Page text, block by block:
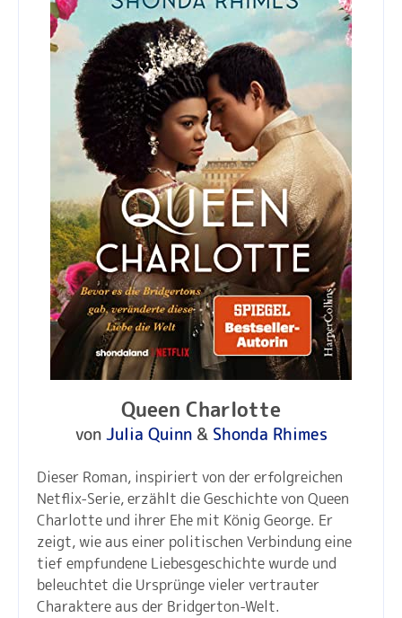
Queen Charlotte
von Julia Quinn& Shonda Rhimes
Dieser Roman, inspiriert von der erfolgreichen
Netflix-Serie, erzählt die Geschichte von Queen
Charlotte und ihrer Ehe mit König George. Er
zeigt, wie aus einer politischen Verbindung eine
tief empfundene Liebesgeschichte wurde und
beleuchtet die Ursprünge vieler vertrauter
Charaktere aus der Bridgerton-Welt.